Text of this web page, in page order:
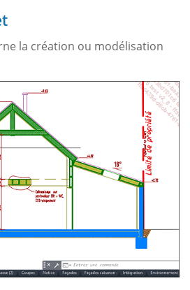
la création ou modélisation